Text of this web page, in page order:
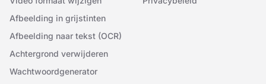
Afbeelding in grijstinten
Afbeelding naar tekst (OCR)
Achtergrond verwijderen
Wachtwoordgenerator